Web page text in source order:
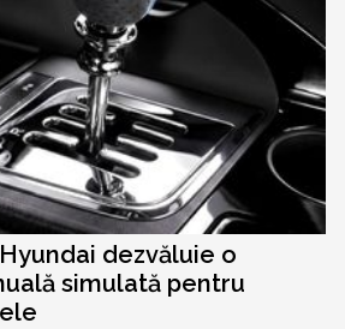
dezvăluie o
simulată pentru